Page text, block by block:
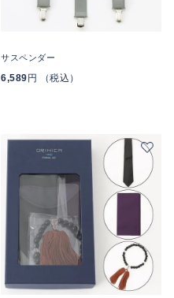
サスペンダー
6,589円 （税込）